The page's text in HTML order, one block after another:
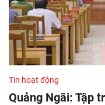
Tin hoạt động
Quảng Ngãi: Tập